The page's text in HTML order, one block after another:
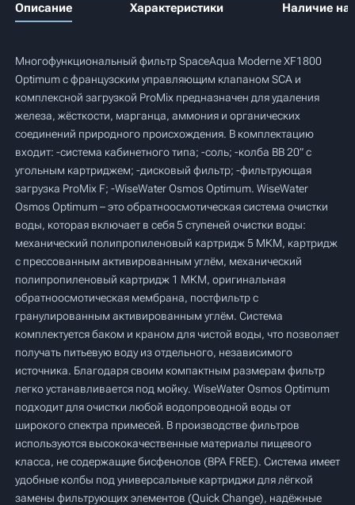
Описание Характеристики Наличие на
Многофункциональный фильтр SpaceAqua Moderne XF1800
Optimum с французским управляющим клапаном SCA и
комплексной загрузкой ProMix предназначен для удаления
железа, жёсткости, марганца, аммония и органических
соединений природного происхождения. В комплектацию
входит: -система кабинетного типа; -соль; -колба BB 20” с
угольным картриджем; -дисковый фильтр; -фильтрующая
загрузка ProMix F; -WiseWater Osmos Optimum. WiseWater
Osmos Optimum – это обратноосмотическая система очистки
воды, которая включает в себя 5 ступеней очистки воды:
механический полипропиленовый картридж 5 МКМ, картридж
с прессованным активированным углём, механический
полипропиленовый картридж 1 МКМ, оригинальная
обратноосмотическая мембрана, постфильтр с
гранулированным активированным углём. Система
комплектуется баком и краном для чистой воды, что позволяет
получать питьевую воду из отдельного, независимого
источника. Благодаря своим компактным размерам фильтр
легко устанавливается под мойку. WiseWater Osmos Optimum
подходит для очистки любой водопроводной воды от
широкого спектра примесей. В производстве фильтров
используются высококачественные материалы пищевого
класса, не содержащие бисфенолов (BPA FREE). Система имеет
удобные колбы под универсальные картриджи для лёгкой
замены фильтрующих элементов (Quick Change), надёжные